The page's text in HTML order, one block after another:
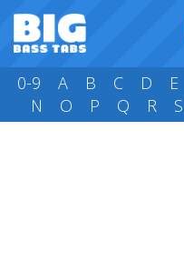
0-9 A B C D E
N
O P Q R S